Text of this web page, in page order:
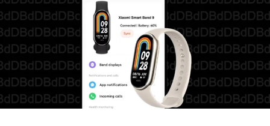
tablet
Honor